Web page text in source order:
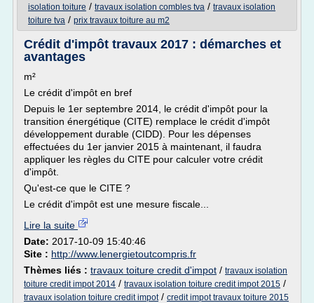
isolation toiture / travaux isolation combles tva / travaux isolation
toiture tva / prix travaux toiture au m2
Crédit d'impôt travaux 2017 : démarches et
avantages
m²
Le crédit d'impôt en bref
Depuis le 1er septembre 2014, le crédit d'impôt pour la
transition énergétique (CITE) remplace le crédit d'impôt
développement durable (CIDD). Pour les dépenses
effectuées du 1er janvier 2015 à maintenant, il faudra
appliquer les règles du CITE pour calculer votre crédit
d'impôt.
Qu'est-ce que le CITE ?
Le crédit d'impôt est une mesure fiscale...
Lire la suite
Date: 2017-10-09 15:40:46
Site : http://www.lenergietoutcompris.fr
Thèmes liés : travaux toiture credit d'impot / travaux isolation
toiture credit impot 2014 / travaux isolation toiture credit impot 2015 /
travaux isolation toiture credit impot/ credit impot travaux toiture 2015